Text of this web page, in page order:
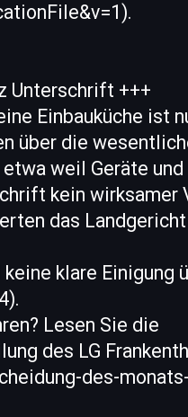
Unterschrift +++
Einbauküche ist
über die
weil Geräte
kein wirksamer
das
klare Einigung
Lesen Sie die
des LG
des-